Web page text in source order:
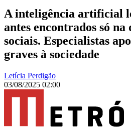
A inteligência artificial
antes encontrados só na
sociais. Especialistas
graves à sociedade
Letícia Perdigão
03/08/2025 02:00